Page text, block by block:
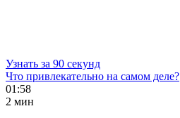
Узнать за 90 секунд
Что привлекательно на самом деле?
01:58
2 мин